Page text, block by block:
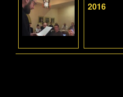
2016